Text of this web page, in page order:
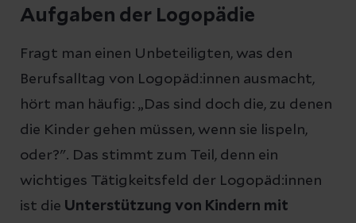
Aufgaben der Logopädie
Fragt man einen Unbeteiligten, was den
Berufsalltag von Logopäd:innen ausmacht,
hört man häufig: „Das sind doch die, zu denen
die Kinder gehen müssen, wenn sie lispeln,
oder?". Das stimmt zum Teil, denn ein
wichtiges Tätigkeitsfeld der Logopäd:innen
ist die Unterstützung von Kindern mit